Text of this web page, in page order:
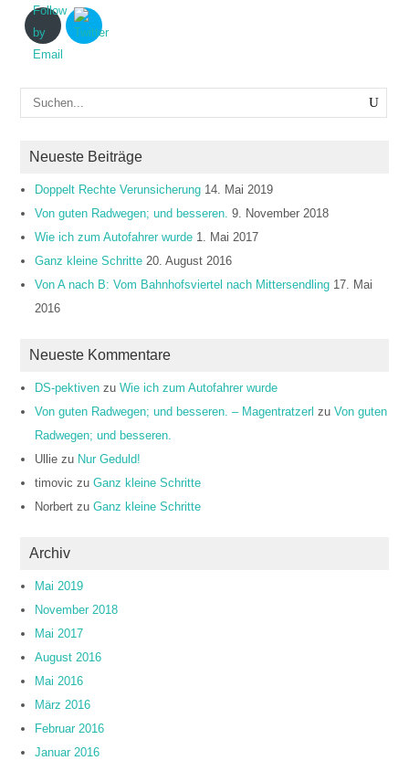
Neueste Beiträge
Doppelt Rechte Verunsicherung 14. Mai 2019
Von guten Radwegen; und besseren. 9. November 2018
Wie ich zum Autofahrer wurde 1. Mai 2017
Ganz kleine Schritte 20. August 2016
Von A nach B: Vom Bahnhofsviertel nach Mittersendling 17. Mai
2016
Neueste Kommentare
DS-pektiven zuWie ich zum Autofahrer wurde
Von guten Radwegen; und besseren. – Magentratzerl zuVon guten
Radwegen; und besseren.
Ullie zu Nur Geduld!
timovic zuGanz kleine Schritte
Norbert zuGanz kleine Schritte
Archiv
Mai 2019
November 2018
Mai 2017
August 2016
Mai 2016
März 2016
Februar 2016
Januar 2016